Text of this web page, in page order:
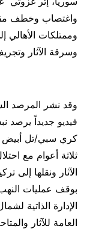
واغتصاب وخطف
وممتلكات الأهالي
وسرقة الآثار
وقد نشر المرصد
فيديو جديداً يرصد
كري سبي/تل أبيض
ثلاثة أعوام مع
الآثار ونقلها إلى
بوقف عمليات
الإدارة الذاتية
العامة للآثار